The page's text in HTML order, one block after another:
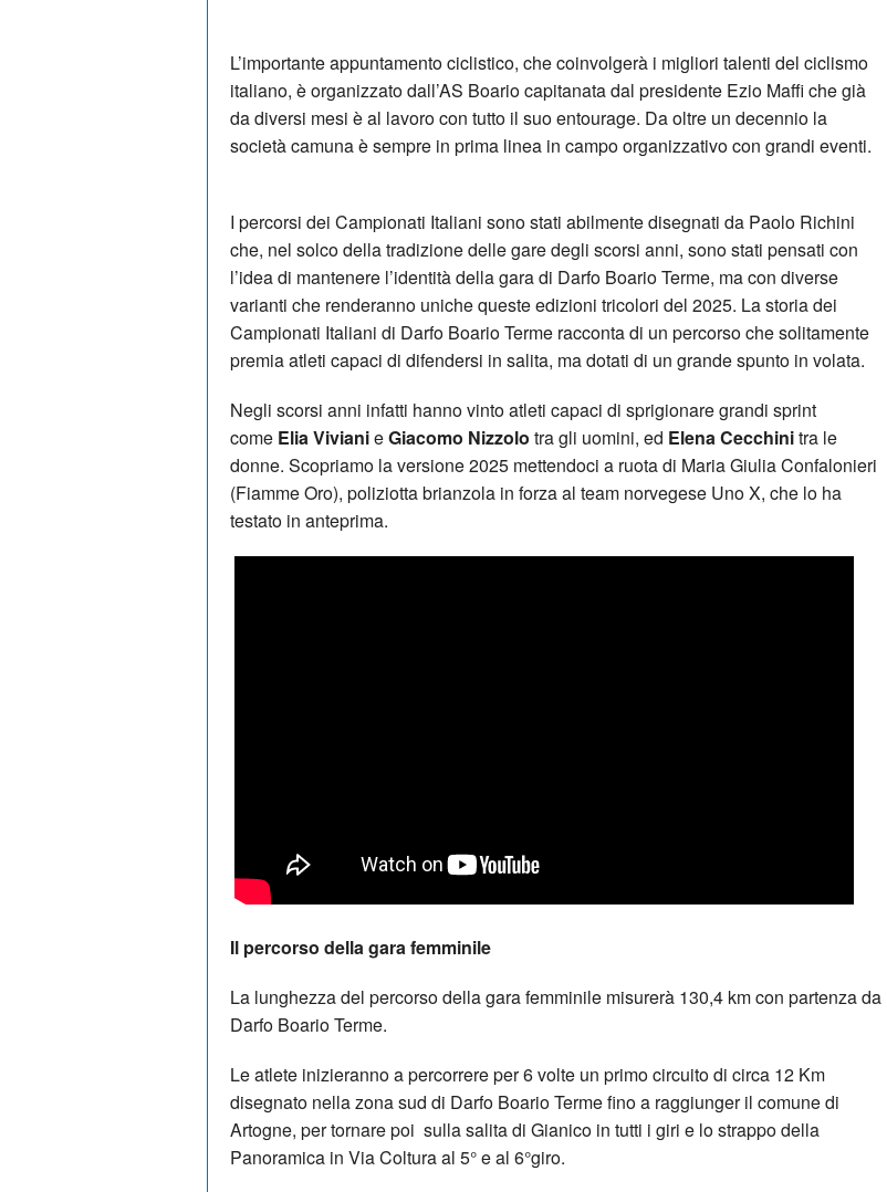
L’importante appuntamento ciclistico, che coinvolgerà i migliori talenti del ciclismo
italiano, è organizzato dall’AS Boario capitanata dal presidente Ezio Maffi che già
da diversi mesi è al lavoro con tutto il suo entourage. Da oltre un decennio la
società camuna è sempre in prima linea in campo organizzativo con grandi eventi.
I percorsi dei Campionati Italiani sono stati abilmente disegnati da Paolo Richini
che, nel solco della tradizione delle gare degli scorsi anni, sono stati pensati con
l’idea di mantenere l’identità della gara di Darfo Boario Terme, ma con diverse
varianti che renderanno uniche queste edizioni tricolori del 2025. La storia dei
Campionati Italiani di Darfo Boario Terme racconta di un percorso che solitamente
premia atleti capaci di difendersi in salita, ma dotati di un grande spunto in volata.
Negli scorsi anni infatti hanno vinto atleti capaci di sprigionare grandi sprint
come Elia VivianieGiacomo Nizzolo tra gli uomini, ed Elena Cecchinitra le
donne. Scopriamo la versione 2025 mettendoci a ruota di Maria Giulia Confalonieri
(Fiamme Oro), poliziotta brianzola in forza al team norvegese Uno X, che lo ha
testato in anteprima.
Il percorso della gara femminile
La lunghezza del percorso della gara femminile misurerà 130,4 km con partenza da
Darfo Boario Terme.
Le atlete inizieranno a percorrere per 6 volte un primo circuito di circa 12 Km
disegnato nella zona sud di Darfo Boario Terme fino a raggiunger il comune di
Artogne, per tornare poi sulla salita di Gianico in tutti i giri e lo strappo della
Panoramica in Via Coltura al 5° e al 6°giro.